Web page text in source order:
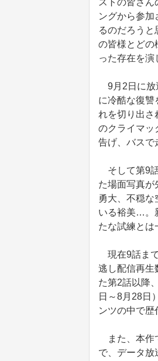
ストの皆さん
ングから参
るのだろう
の皆様とどの
った存在を演
9月2日に放
に冷酷な復讐
れを切り出
のクライマッ
告げ、バスで
そして第9
た場面写真が
勇大、不穏
いる裕美…。
たな試練と
現在9話ま
逃し配信再生
た第2話以降
日～8月28日
ンツの中で歴
また、本作
で、データ放